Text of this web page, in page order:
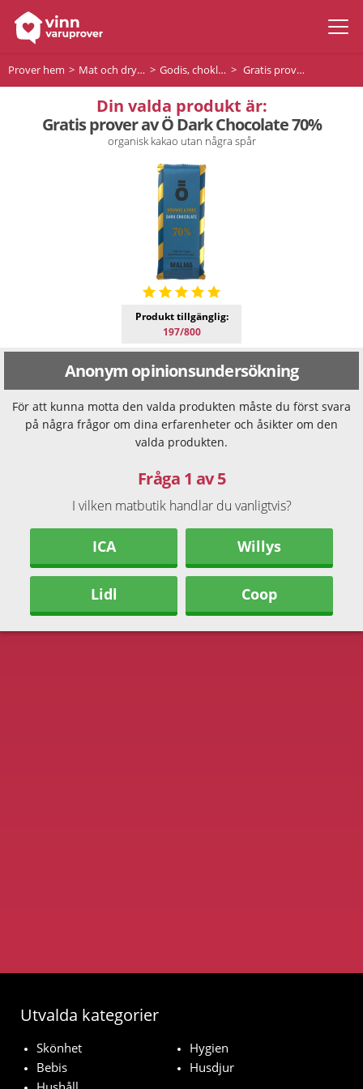
Prover hem Mat och dryck Godis, choklad och desserter Gratis prover av Ö Dark Chocolate 70%
Din valda produkt är:
Gratis prover av Ö Dark Chocolate 70%
organisk kakao utan några spår
Produkt tillgänglig:
197/800
Anonym opinionsundersökning
För att kunna motta den valda produkten måste du först svara
på några frågor om dina erfarenheter och åsikter om den
valda produkten.
Fråga 1 av 5
I vilken matbutik handlar du vanligtvis?
ICA Willys
Lidl Coop
Utvalda kategorier
Skönhet
Hygien
Bebis
Husdjur